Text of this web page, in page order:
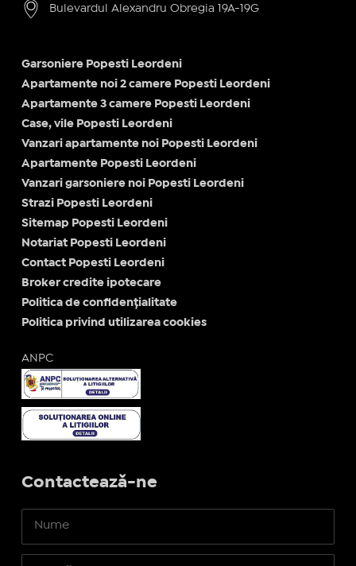
Bulevardul Alexandru Obregia 19A-19G
Garsoniere Popesti Leordeni
Apartamente noi 2 camere Popesti Leordeni
Apartamente 3 camere Popesti Leordeni
Case, vile Popesti Leordeni
Vanzari apartamente noi Popesti Leordeni
Apartamente Popesti Leordeni
Vanzari garsoniere noi Popesti Leordeni
Strazi Popesti Leordeni
Sitemap Popesti Leordeni
Notariat Popesti Leordeni
Contact Popesti Leordeni
Broker credite ipotecare
Politica de confidențialitate
Politica privind utilizarea cookies
ANPC
Contactează-ne